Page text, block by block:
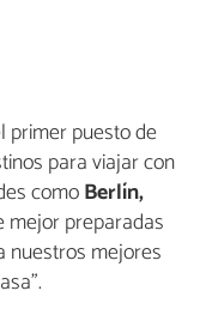
primer puesto de
para viajar con
comoBerlín,
mejor preparadas
nuestros mejores